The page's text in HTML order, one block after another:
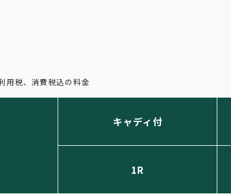
用税、消費税込の料金
キャディ付
1R